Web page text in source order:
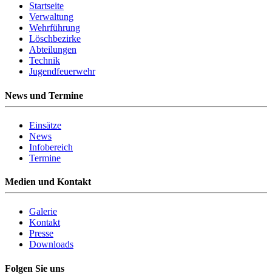
Startseite
Verwaltung
Wehrführung
Löschbezirke
Abteilungen
Technik
Jugendfeuerwehr
News und Termine
Einsätze
News
Infobereich
Termine
Medien und Kontakt
Galerie
Kontakt
Presse
Downloads
Folgen Sie uns